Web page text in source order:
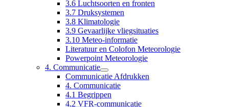
3.6 Luchtsoorten en fronten
3.7 Druksystemen
3.8 Klimatologie
3.9 Gevaarlijke vliegsituaties
3.10 Meteo-informatie
Literatuur en Colofon Meteorologie
Powerpoint Meteorologie
4. Communicatie
Communicatie Afdrukken
4. Communicatie
4.1 Begrippen
4.2 VFR-communicatie